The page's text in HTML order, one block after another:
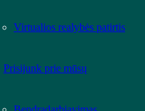
Virtualios realybės patirtis
Prisijunk prie mūsų